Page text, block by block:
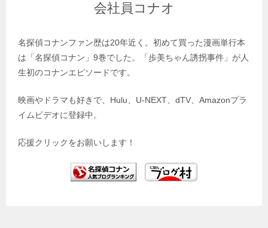
会社員コナオ
名探偵コナンファン歴は20年近く。初めて買った漫画単行本
は「名探偵コナン」9巻でした。「歩美ちゃん誘拐事件」が人
生初のコナンエピソードです。
映画やドラマも好きで、Hulu、U-NEXT、dTV、Amazonプラ
イムビデオに登録中。
応援クリックをお願いします！